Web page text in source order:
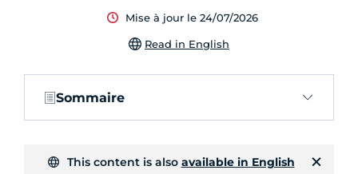
Mise à jour le 24/07/2026
Read in English
Sommaire
This content is also available in English